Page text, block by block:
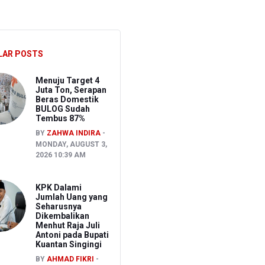
Bisa Lebih Hemat
dari Pusat
POSTS
Menuju Target 4
Juta Ton, Serapan
Beras Domestik
BULOG Sudah
Tembus 87%
BY ZAHWA INDIRA
MONDAY, AUGUST 3,
2026 10:39 AM
KPK Dalami
Jumlah Uang yang
Seharusnya
Dikembalikan
Menhut Raja Juli
Antoni pada Bupati
Kuantan Singingi
BY AHMAD FIKRI